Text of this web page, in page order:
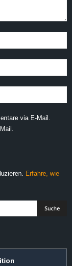
via E-Mail.
Erfahre, wie